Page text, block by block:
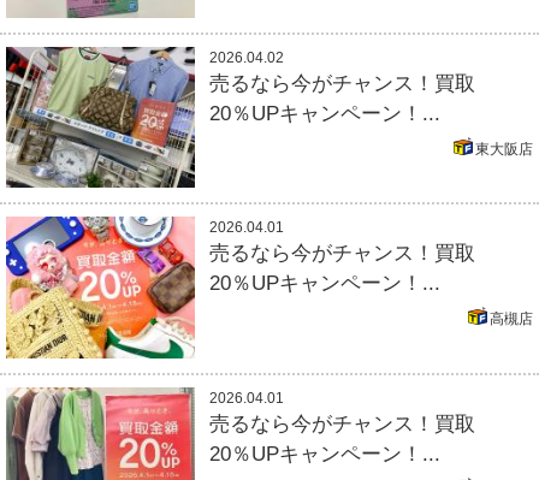
2026.04.02
売るなら今がチャンス！買取
20％UPキャンペーン！...
東大阪店
2026.04.01
売るなら今がチャンス！買取
20％UPキャンペーン！...
高槻店
2026.04.01
売るなら今がチャンス！買取
20％UPキャンペーン！...